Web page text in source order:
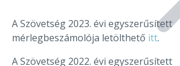
A Szövetség 2023. évi egyszerűsített
mérlegbeszámolója letölthető itt.
A Szövetség 2022. évi egyszerűsített